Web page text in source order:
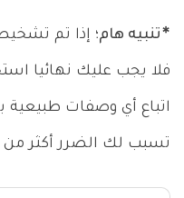
*تنبيه هام؛ إذا تم
فلا يجب عليك نهائيا
اتباع أي وصفات طبيعية
تسبب لك الضرر أكثر من